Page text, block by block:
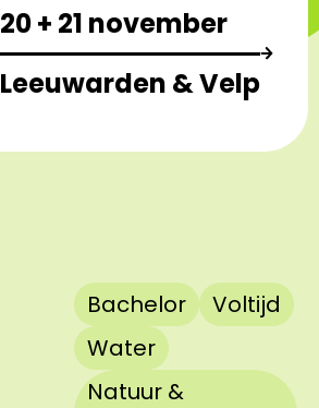
20 + 21 november
Leeuwarden & Velp
Bachelor
Voltijd
Water
Natuur &